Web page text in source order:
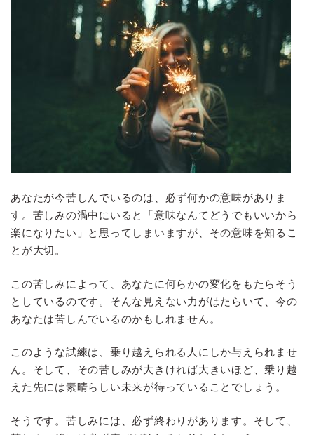
あなたが今苦しんでいるのは、必ず何かの意味がありま
す。苦しみの渦中にいると「意味なんてどうでもいいから
楽になりたい」と思ってしまいますが、その意味を知るこ
とが大切。
この苦しみによって、あなたに何らかの変化をもたらそう
としているのです。そんな見えない力がはたらいて、今の
あなたは苦しんでいるのかもしれません。
このような試練は、乗り越えられる人にしか与えられませ
ん。そして、その苦しみが大きければ大きいほど、乗り越
えた先には素晴らしい未来が待っていることでしょう。
そうです。苦しみには、必ず終わりがあります。そして、